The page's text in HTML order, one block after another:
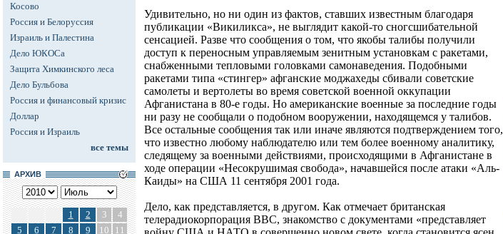
Косово
Россия и Белоруссия
Израиль и Палестина
Дело ЮКОСа
Защита Химкинского леса
Дело Бульбова
Россия и финансовый кризис
Доллар
Россия и Израиль
все темы
АРХИВ
1 2 3
4
5
6 7 8 9 10
11
Удивительно, но ни один из фактов, ставших известным благодаря
публикации «Викиликса», не выглядит какой-то сногсшибательной
сенсацией. Разве что сообщения о том, что якобы талибы получили
доступ к переносным управляемым зенитным установкам с ракетами,
снабженными тепловыми головками самонаведения. Подобными
ракетами типа «стингер» афганские моджахеды сбивали советские
самолеты и вертолеты во время советской военной оккупации
Афганистана в 80-е годы. Но американские военные за последние годы
ни разу не сообщали о подобном вооружении, находящемся у талибов.
Все остальные сообщения так или иначе являются подтверждением того,
что известно любому наблюдателю или тем более военному аналитику,
следящему за военными действиями, происходящими в Афганистане в
ходе операции «Несокрушимая свобода», начавшейся после атаки «Аль-
Каиды» на США 11 сентября 2001 года.
Дело, как представляется, в другом. Как отмечает британская
телерадиокорпорация ВВС, знакомство с документами «представляет